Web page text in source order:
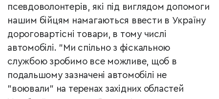
псевдоволонтерів, які під виглядом допомоги
нашим бійцям намагаються ввести в Україну
дороговартісні товари, в тому числі
автомобілі. "Ми спільно з фіскальною
службою зробимо все можливе, щоб в
подальшому зазначені автомобілі не
"воювали" на теренах західних областей